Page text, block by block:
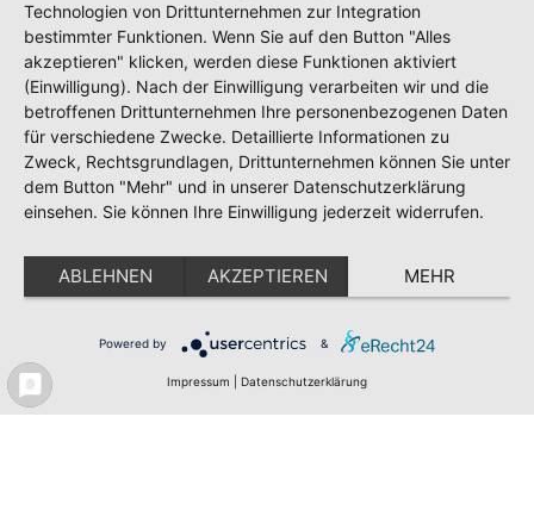
Meldeportal Test
Impressum
Datenschutz
Erklärung zur Barrierefreiheit
Technologien von Drittunternehmen zur Integration
bestimmter Funktionen. Wenn Sie auf den Button "Alles
akzeptieren" klicken, werden diese Funktionen aktiviert
(Einwilligung). Nach der Einwilligung verarbeiten wir und die
betroffenen Drittunternehmen Ihre personenbezogenen Daten
für verschiedene Zwecke. Detaillierte Informationen zu
Zweck, Rechtsgrundlagen, Drittunternehmen können Sie unter
dem Button "Mehr" und in unserer Datenschutzerklärung
einsehen. Sie können Ihre Einwilligung jederzeit widerrufen.
ABLEHNEN AKZEPTIEREN MEHR
Powered by &
Impressum Datenschutzerklärung